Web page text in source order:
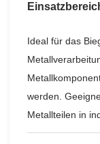
Ideal für das
werden.
Metallteilen in